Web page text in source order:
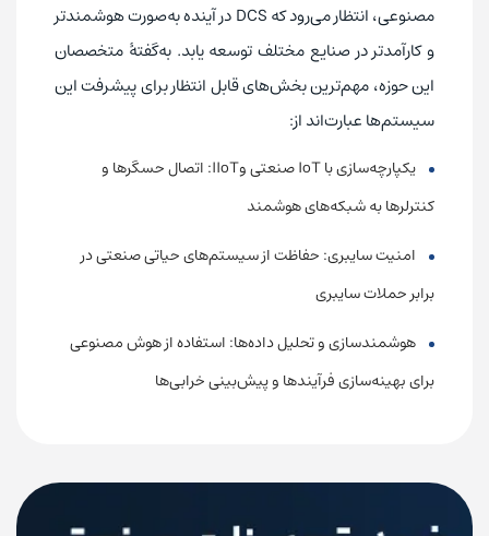
مصنوعی، انتظار می‌رود که DCS در آینده به‌صورت هوشمندتر
و کارآمدتر در صنایع مختلف توسعه یابد. به‌گفتهٔ متخصصان
این حوزه، مهم‌ترین بخش‌های قابل انتظار برای پیشرفت این
سیستم‌ها عبارت‌اند از:
یکپارچه‌سازی با IoT صنعتی وIIoT: اتصال حسگرها و
کنترلرها به شبکه‌های هوشمند
امنیت سایبری: حفاظت از سیستم‌های حیاتی صنعتی در
برابر حملات سایبری
هوشمندسازی و تحلیل داده‌ها: استفاده از هوش مصنوعی
برای بهینه‌سازی فرآیندها و پیش‌بینی خرابی‌ها